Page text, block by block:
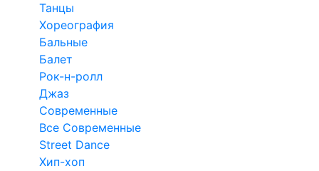
Танцы
Хореография
Бальные
Балет
Рок-н-ролл
Джаз
Современные
Все Современные
Street Dance
Хип-хоп